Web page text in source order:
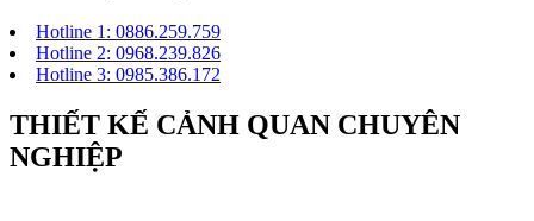
Hotline 1: 0886.259.759
Hotline 2: 0968.239.826
Hotline 3: 0985.386.172
THIẾT KẾ CẢNH QUAN CHUYÊN
NGHIỆP